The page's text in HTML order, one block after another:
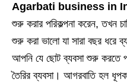
Agarbati business in
শুরু করার পরিকল্পনা করেন, তখন
শুরু করা ভালো যা সারা বছর ধরে
আপনি যে ছোট ব্যবসা শুরু করতে
তৈরির ব্যবসা। আগরবাতি হল